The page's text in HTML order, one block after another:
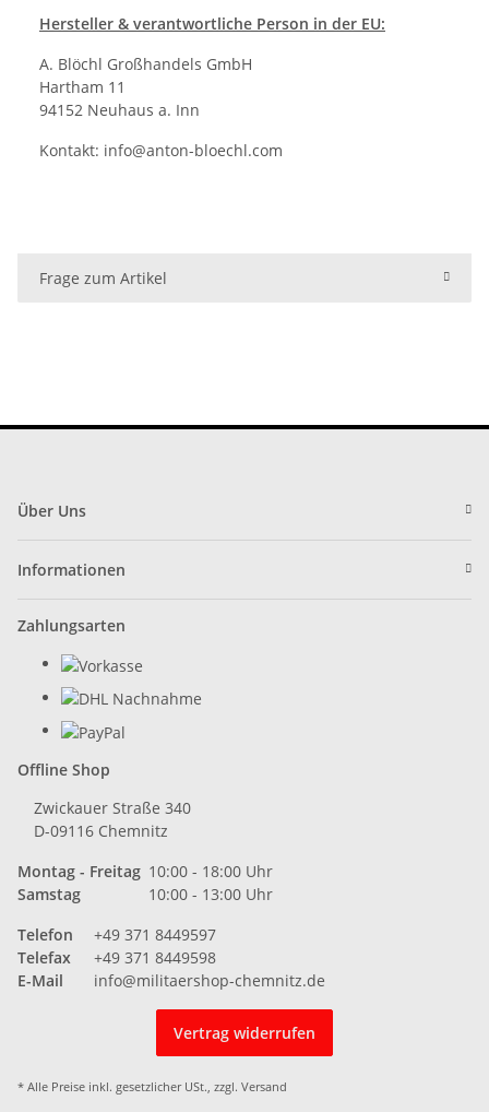
Hersteller & verantwortliche Person in der EU:
A. Blöchl Großhandels GmbH
Hartham 11
94152 Neuhaus a. Inn
Kontakt: info@anton-bloechl.com
Frage zum Artikel
Über Uns
Informationen
Zahlungsarten
Offline Shop
Zwickauer Straße 340
D-09116 Chemnitz
Montag - Freitag 10:00 - 18:00 Uhr
Samstag
10:00 - 13:00 Uhr
Telefon
+49 371 8449597
Telefax
+49 371 8449598
E-Mail
info@militaershop-chemnitz.de
Vertrag widerrufen
* Alle Preise inkl. gesetzlicher USt., zzgl. Versand